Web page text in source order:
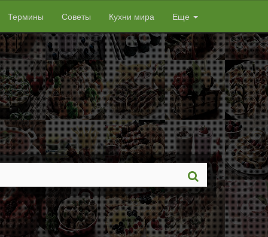
Термины Советы Кухни мира Еще